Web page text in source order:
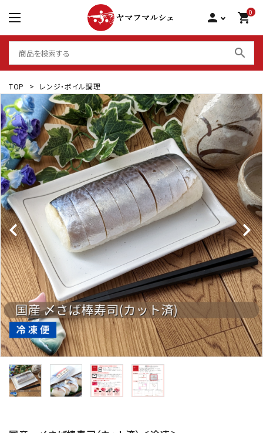
person 0
shopping_cart
search
シーフードグリル 骨取り
サーモン 食べ比べ
大アジ干物
棒寿司 国産
いかしゅうまい
TOP > レンジ・ボイル調理